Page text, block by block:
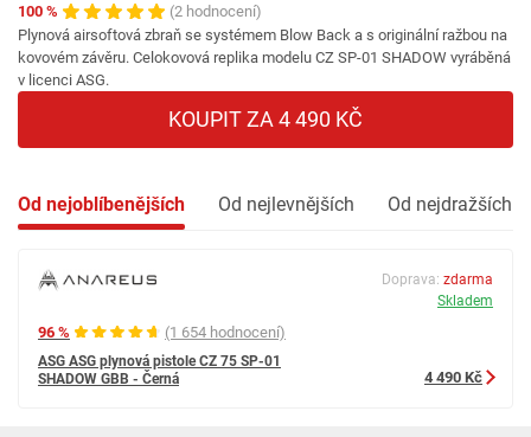
100 %
(2 hodnocení)
Plynová airsoftová zbraň se systémem Blow Back a s originální ražbou na
kovovém závěru. Celokovová replika modelu CZ SP-01 SHADOW vyráběná
v licenci ASG.
KOUPIT ZA 4 490 KČ
Od nejoblíbenějších Od nejlevnějších Od nejdražších
96 % (1 654 hodnocení)
ASG ASG plynová pistole CZ 75 SP-01
SHADOW GBB - Černá
Doprava: zdarma
Skladem
4 490 Kč